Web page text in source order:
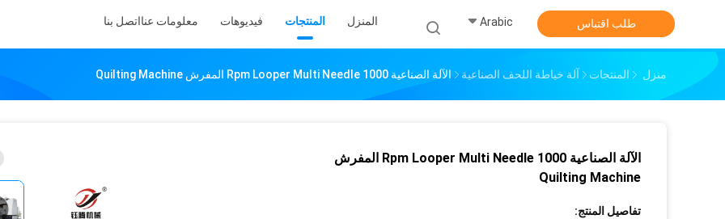
المنزل المنتجات فيديوهات معلومات عنااتصل بنا Arabic طلب اقتباس
منزل المنتجات آلة خياطة اللحف الصناعية الآلة الصناعية 1000 Rpm Looper Multi Needle المفرش Quilting Machine
الآلة الصناعية 1000 Rpm Looper Multi Needle المفرش
Quilting Machine
تفاصيل المنتج: